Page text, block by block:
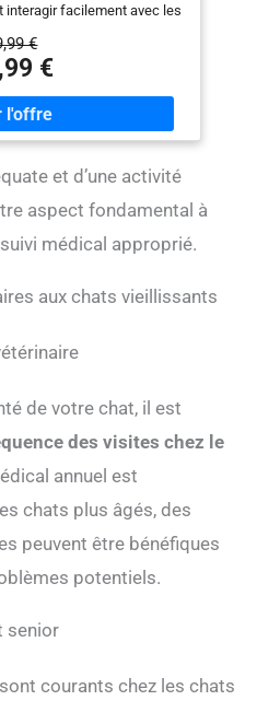
interagir facilement avec les
âges et de toutes tailles : Il
d'une grande Plateforme
Que vous soyez un chaton,
âgé, cet arbre à chat est
espace suffisant pour se
niche à double couche est
large champ de vision aux
en peluche et les griffoirs
et d'une grande plaque
et les chats âgés. Même
l'arbre à chat stable
de cette tour à chat est
L'installation est facile,
les débutants.
€
€
et d’une activité
aspect fondamental à
médical approprié.
aux chats vieillissants
de votre chat, il est
des visites chez le
annuel est
chats plus âgés, des
peuvent être bénéfiques
potentiels.
senior
courants chez les chats